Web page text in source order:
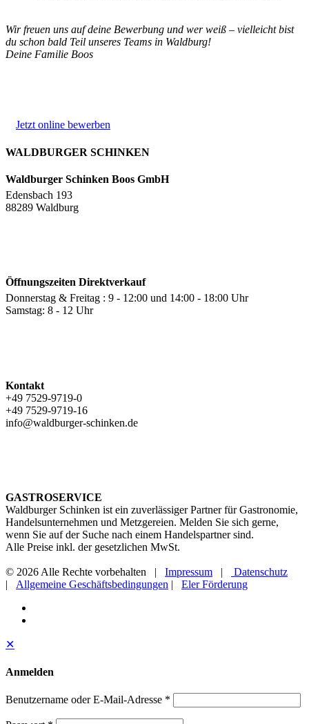
Wir freuen uns auf deine Bewerbung und wer weiß – vielleicht bist
du schon bald Teil unseres Teams in Waldburg!
Deine Familie Boos
Jetzt online bewerben
WALDBURGER SCHINKEN
Waldburger Schinken Boos GmbH
Edensbach 193
88289 Waldburg
Öffnungszeiten Direktverkauf
Donnerstag & Freitag : 9 - 12:00 und 14:00 - 18:00 Uhr
Samstag: 8 - 12 Uhr
Kontakt
+49 7529-9719-0
+49 7529-9719-16
info@waldburger-schinken.de
GASTROSERVICE
Waldburger Schinken ist ein zuverlässiger Partner für Gastronomie,
Handelsunternehmen und Metzgereien. Melden Sie sich gerne,
wenn Sie auf der Suche nach einem Handelspartner sind.
Alle Preise inkl. der gesetzlichen MwSt.
© 2026 Alle Rechte vorbehalten | Impressum |
Datenschutz
| Allgemeine Geschäftsbedingungen | Eler Förderung
✕
Anmelden
Benutzername oder E-Mail-Adresse *